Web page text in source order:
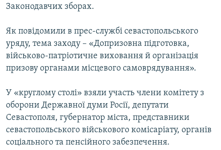
Законодавчих зборах.
Як повідомили в прес-службі севастопольського
уряду, тема заходу – «Допризовна підготовка,
військово-патріотичне виховання й організація
призову органами місцевого самоврядування».
У «круглому столі» взяли участь члени комітету з
оборони Державної думи Росії, депутати
Севастополя, губернатор міста, представники
севастопольського військового комісаріату, органів
соціального та пенсійного забезпечення.